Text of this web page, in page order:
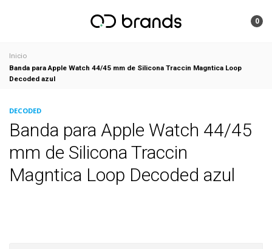
0
Inicio
Banda para Apple Watch 44/45 mm de Silicona Traccin Magntica Loop
Decoded azul
DECODED
Banda para Apple Watch 44/45
mm de Silicona Traccin
Magntica Loop Decoded azul